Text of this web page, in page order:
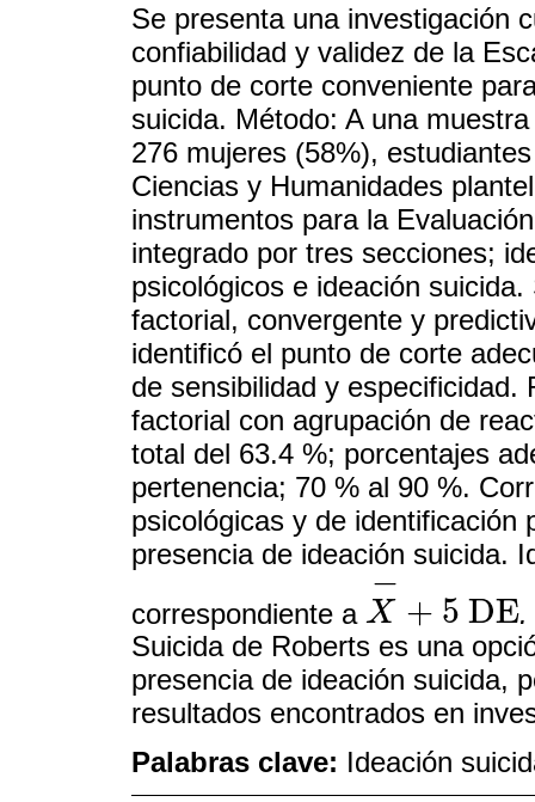
Se presenta una investigación
confiabilidad y validez de la
punto de corte conveniente
suicida. Método: A una
276 mujeres (58%),
Ciencias y Humanidades
instrumentos para la
integrado por tres secciones;
psicológicos e ideación
factorial, convergente y
identificó el punto de corte
de sensibilidad y especificidad.
factorial con agrupación de
total del 63.4 %; porcentajes
pertenencia; 70 % al 90 %.
psicológicas y de identificación
presencia de ideación suicida.
correspondiente a X
−
+ 5 DE
X-+5 DE .
Suicida de Roberts es una
presencia de ideación suicida,
resultados encontrados en
Palabras clave: Ideación